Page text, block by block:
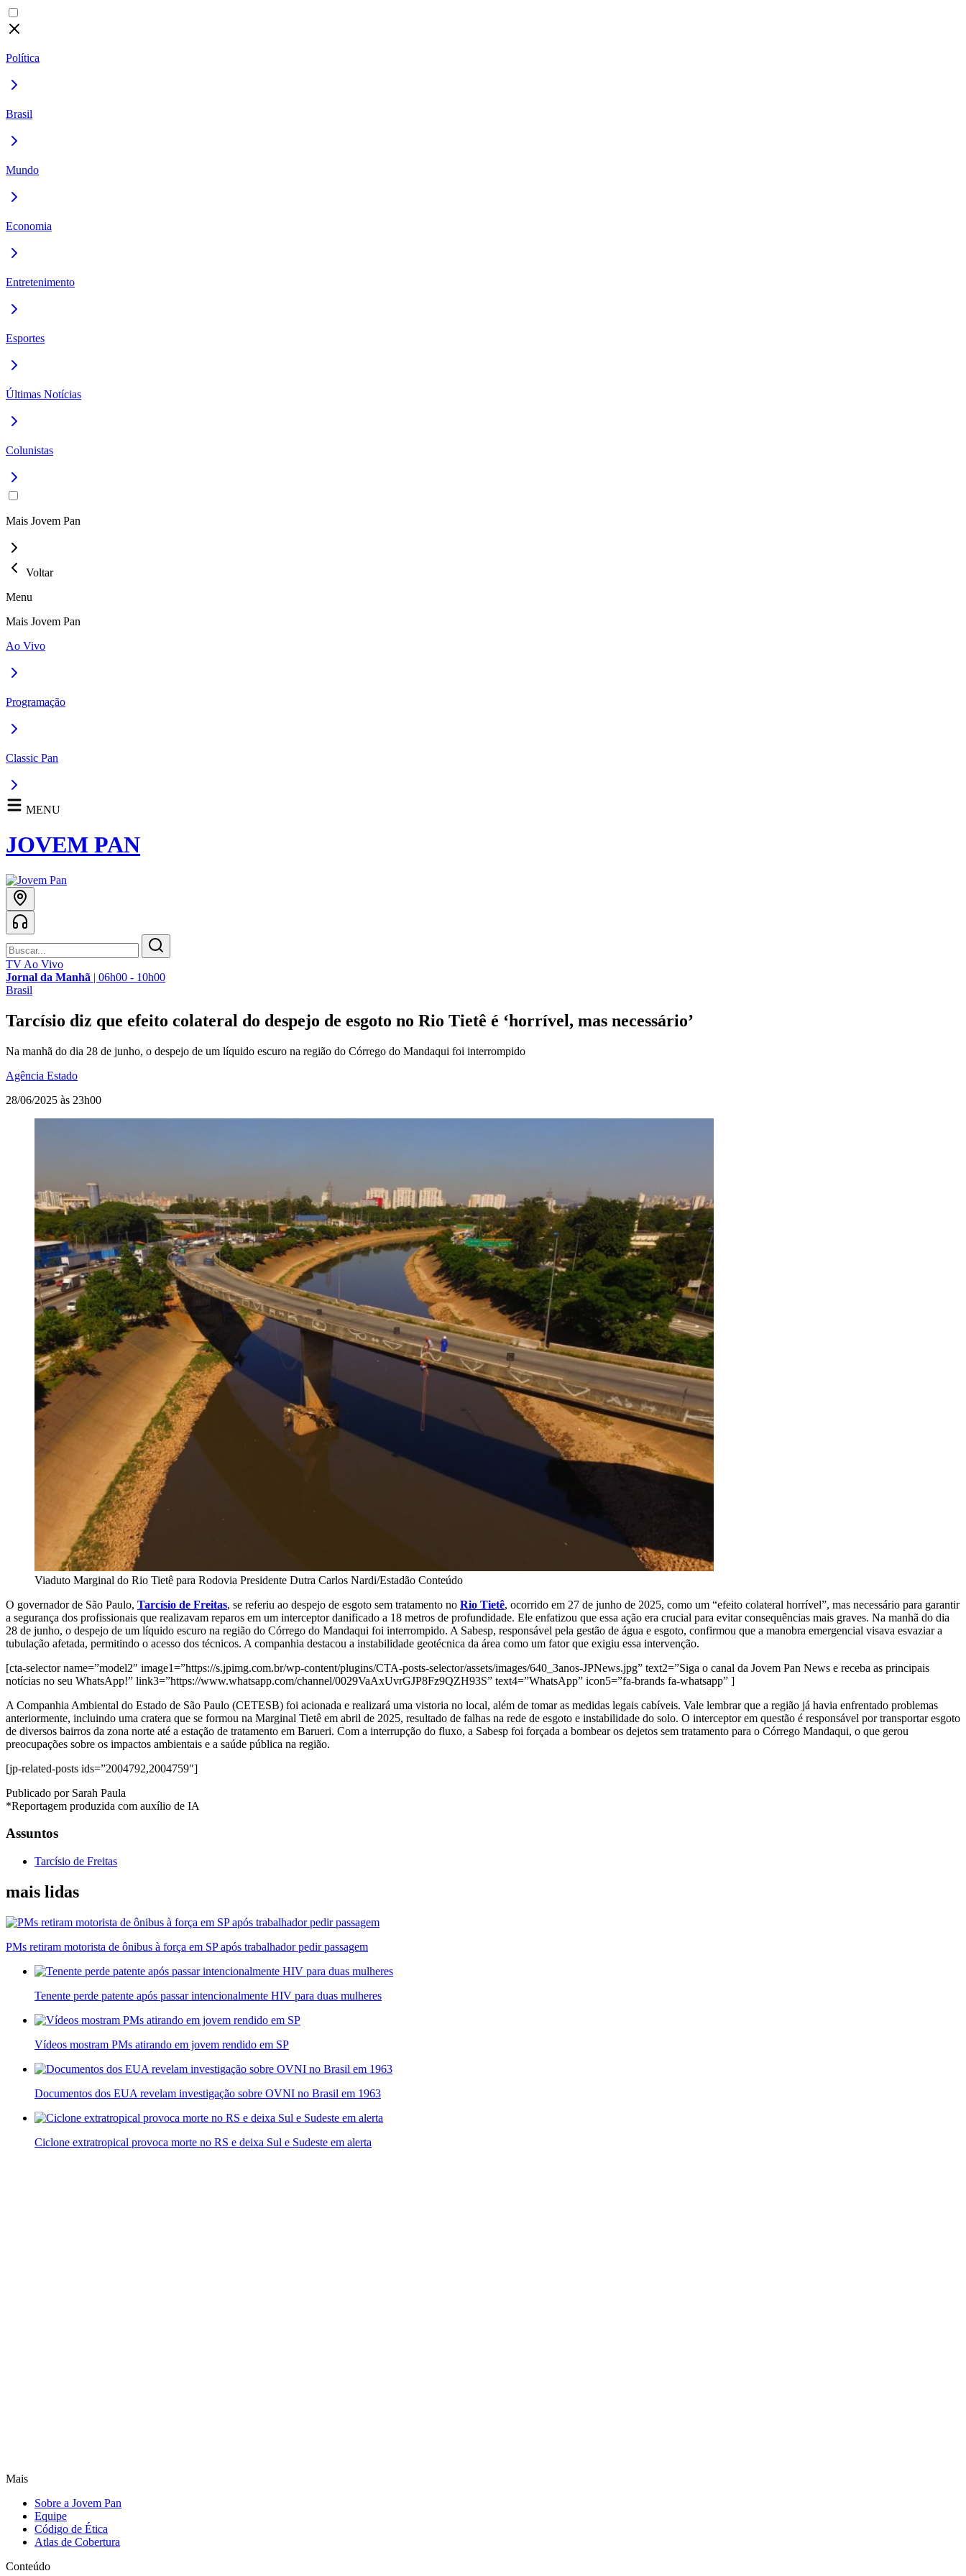
Política
Brasil
Mundo
Economia
Entretenimento
Esportes
Últimas Notícias
Colunistas
Mais Jovem Pan
Voltar
Menu
Mais Jovem Pan
Ao Vivo
Programação
Classic Pan
MENU
JOVEM PAN
TV Ao Vivo
Jornal da Manhã | 06h00 - 10h00
Brasil
Tarcísio diz que efeito colateral do despejo de esgoto no Rio Tietê é ‘horrível, mas necessário’
Na manhã do dia 28 de junho, o despejo de um líquido escuro na região do Córrego do Mandaqui foi interrompido
Agência Estado
28/06/2025 às 23h00
Viaduto Marginal do Rio Tietê para Rodovia Presidente Dutra Carlos Nardi/Estadão Conteúdo
O governador de São Paulo, Tarcísio de Freitas, se referiu ao despejo de esgoto sem tratamento no Rio Tietê, ocorrido em 27 de junho de 2025, como um “efeito colateral horrível”, mas necessário para garantir
a segurança dos profissionais que realizavam reparos em um interceptor danificado a 18 metros de profundidade. Ele enfatizou que essa ação era crucial para evitar consequências mais graves. Na manhã do dia
28 de junho, o despejo de um líquido escuro na região do Córrego do Mandaqui foi interrompido. A Sabesp, responsável pela gestão de água e esgoto, confirmou que a manobra emergencial visava esvaziar a
tubulação afetada, permitindo o acesso dos técnicos. A companhia destacou a instabilidade geotécnica da área como um fator que exigiu essa intervenção.
[cta-selector name=”model2″ image1=”https://s.jpimg.com.br/wp-content/plugins/CTA-posts-selector/assets/images/640_3anos-JPNews.jpg” text2=”Siga o canal da Jovem Pan News e receba as principais
notícias no seu WhatsApp!” link3=”https://www.whatsapp.com/channel/0029VaAxUvrGJP8Fz9QZH93S” text4=”WhatsApp” icon5=”fa-brands fa-whatsapp” ]
A Companhia Ambiental do Estado de São Paulo (CETESB) foi acionada e realizará uma vistoria no local, além de tomar as medidas legais cabíveis. Vale lembrar que a região já havia enfrentado problemas
anteriormente, incluindo uma cratera que se formou na Marginal Tietê em abril de 2025, resultado de falhas na rede de esgoto e instabilidade do solo. O interceptor em questão é responsável por transportar esgoto
de diversos bairros da zona norte até a estação de tratamento em Barueri. Com a interrupção do fluxo, a Sabesp foi forçada a bombear os dejetos sem tratamento para o Córrego Mandaqui, o que gerou
preocupações sobre os impactos ambientais e a saúde pública na região.
[jp-related-posts ids=”2004792,2004759″]
Publicado por Sarah Paula
*Reportagem produzida com auxílio de IA
Assuntos
Tarcísio de Freitas
mais lidas
PMs retiram motorista de ônibus à força em SP após trabalhador pedir passagem
Tenente perde patente após passar intencionalmente HIV para duas mulheres
Vídeos mostram PMs atirando em jovem rendido em SP
Documentos dos EUA revelam investigação sobre OVNI no Brasil em 1963
Ciclone extratropical provoca morte no RS e deixa Sul e Sudeste em alerta
Mais
Sobre a Jovem Pan
Equipe
Código de Ética
Atlas de Cobertura
Conteúdo